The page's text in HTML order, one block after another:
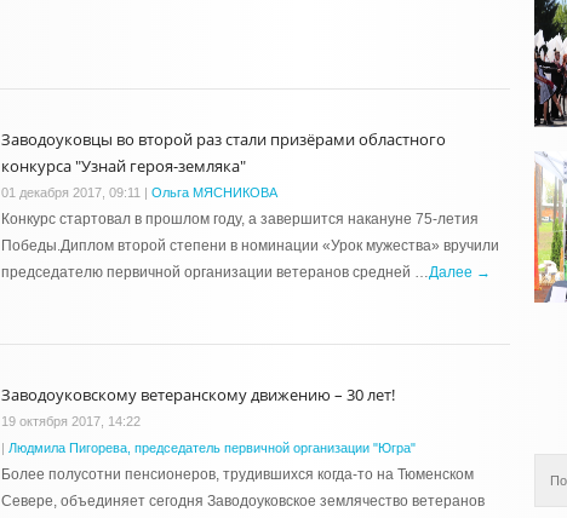
Заводоуковцы во второй раз стали призёрами областного
конкурса "Узнай героя-земляка"
01 декабря 2017, 09:11 | Ольга МЯСНИКОВА
Конкурс стартовал в прошлом году, а завершится накануне 75-летия
Победы.Диплом второй степени в номинации «Урок мужества» вручили
председателю первичной организации ветеранов средней …Далее →
Заводоуковскому ветеранскому движению – 30 лет!
19 октября 2017, 14:22
| Людмила Пигорева, председатель первичной организации "Югра"
Более полусотни пенсионеров, трудившихся когда-то на Тюменском
Севере, объединяет сегодня Заводоуковское землячество ветеранов